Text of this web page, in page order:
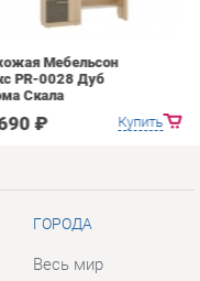
Весь мир
Екатеринбург